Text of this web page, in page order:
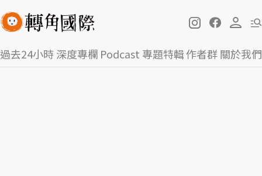
過去24小時深度專欄 Podcast 專題特輯作者群關於我們